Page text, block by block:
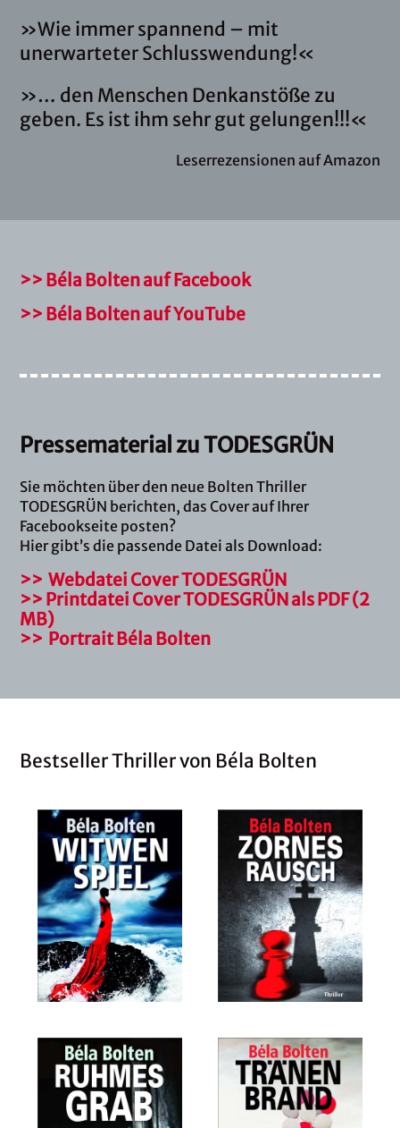
»Wie immer spannend – mit
unerwarteter Schlusswendung!«
»… den Menschen Denkanstöße zu
geben. Es ist ihm sehr gut gelungen!!!«
Leserrezensionen auf Amazon
>> Béla Bolten auf Facebook
>> Béla Bolten auf YouTube
Pressematerial zu TODESGRÜN
Sie möchten über den neue Bolten Thriller
TODESGRÜN berichten, das Cover auf Ihrer
Facebookseite posten?
Hier gibt’s die passende Datei als Download:
>> Webdatei Cover TODESGRÜN
>> Printdatei Cover TODESGRÜN als PDF (2
MB)
>> Portrait Béla Bolten
Bestseller Thriller von Béla Bolten